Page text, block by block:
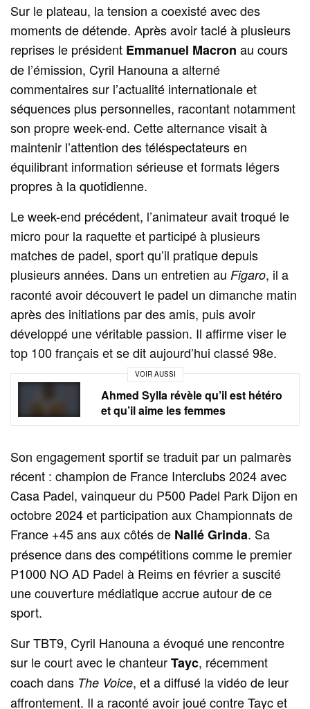
Sur le plateau, la tension a coexisté avec des
moments de détende. Après avoir taclé à plusieurs
reprises le président Emmanuel Macron au cours
de l’émission, Cyril Hanouna a alterné
commentaires sur l’actualité internationale et
séquences plus personnelles, racontant notamment
son propre week-end. Cette alternance visait à
maintenir l’attention des téléspectateurs en
équilibrant information sérieuse et formats légers
propres à la quotidienne.
Le week-end précédent, l’animateur avait troqué le
micro pour la raquette et participé à plusieurs
matches de padel, sport qu’il pratique depuis
plusieurs années. Dans un entretien au Figaro, il a
raconté avoir découvert le padel un dimanche matin
après des initiations par des amis, puis avoir
développé une véritable passion. Il affirme viser le
top 100 français et se dit aujourd’hui classé 98e.
VOIR AUSSI
Ahmed Sylla révèle qu’il est hétéro
et qu’il aime les femmes
Son engagement sportif se traduit par un palmarès
récent : champion de France Interclubs 2024 avec
Casa Padel, vainqueur du P500 Padel Park Dijon en
octobre 2024 et participation aux Championnats de
France +45 ans aux côtés de Nallé Grinda. Sa
présence dans des compétitions comme le premier
P1000 NO AD Padel à Reims en février a suscité
une couverture médiatique accrue autour de ce
sport.
Sur TBT9, Cyril Hanouna a évoqué une rencontre
sur le court avec le chanteurTayc, récemment
coach dans The Voice, et a diffusé la vidéo de leur
affrontement. Il a raconté avoir joué contre Tayc et